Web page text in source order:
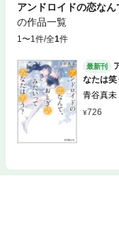
アンドロイドの恋な
の作品一覧
1〜1件/全1件
最新刊
なたは笑
青谷真未
726